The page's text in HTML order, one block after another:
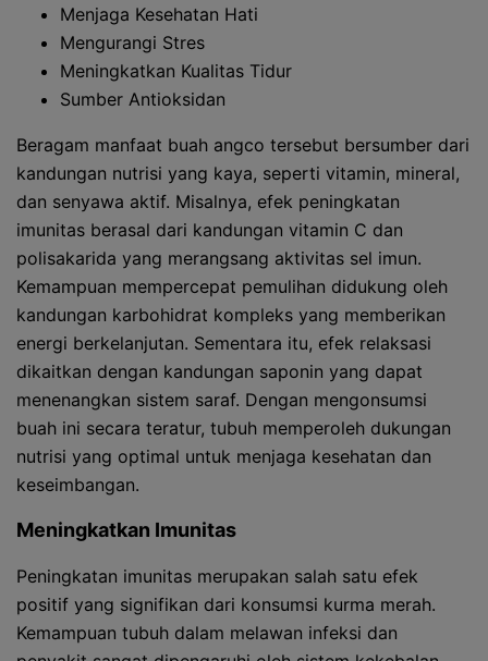
Menjaga Kesehatan Hati
Mengurangi Stres
Meningkatkan Kualitas Tidur
Sumber Antioksidan
Beragam manfaat buah angco tersebut bersumber dari
kandungan nutrisi yang kaya, seperti vitamin, mineral,
dan senyawa aktif. Misalnya, efek peningkatan
imunitas berasal dari kandungan vitamin C dan
polisakarida yang merangsang aktivitas sel imun.
Kemampuan mempercepat pemulihan didukung oleh
kandungan karbohidrat kompleks yang memberikan
energi berkelanjutan. Sementara itu, efek relaksasi
dikaitkan dengan kandungan saponin yang dapat
menenangkan sistem saraf. Dengan mengonsumsi
buah ini secara teratur, tubuh memperoleh dukungan
nutrisi yang optimal untuk menjaga kesehatan dan
keseimbangan.
Meningkatkan Imunitas
Peningkatan imunitas merupakan salah satu efek
positif yang signifikan dari konsumsi kurma merah.
Kemampuan tubuh dalam melawan infeksi dan